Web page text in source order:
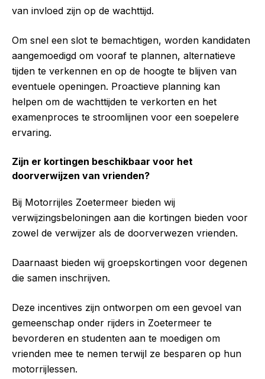
van invloed zijn op de wachttijd.
Om snel een slot te bemachtigen, worden kandidaten
aangemoedigd om vooraf te plannen, alternatieve
tijden te verkennen en op de hoogte te blijven van
eventuele openingen. Proactieve planning kan
helpen om de wachttijden te verkorten en het
examenproces te stroomlijnen voor een soepelere
ervaring.
Zijn er kortingen beschikbaar voor het
doorverwijzen van vrienden?
Bij Motorrijles Zoetermeer bieden wij
verwijzingsbeloningen aan die kortingen bieden voor
zowel de verwijzer als de doorverwezen vrienden.
Daarnaast bieden wij groepskortingen voor degenen
die samen inschrijven.
Deze incentives zijn ontworpen om een gevoel van
gemeenschap onder rijders in Zoetermeer te
bevorderen en studenten aan te moedigen om
vrienden mee te nemen terwijl ze besparen op hun
motorrijlessen.